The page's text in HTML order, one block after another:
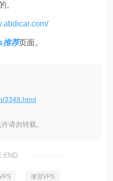
。
推荐页面。
3348.html
请勿转载。
END
便宜VPS